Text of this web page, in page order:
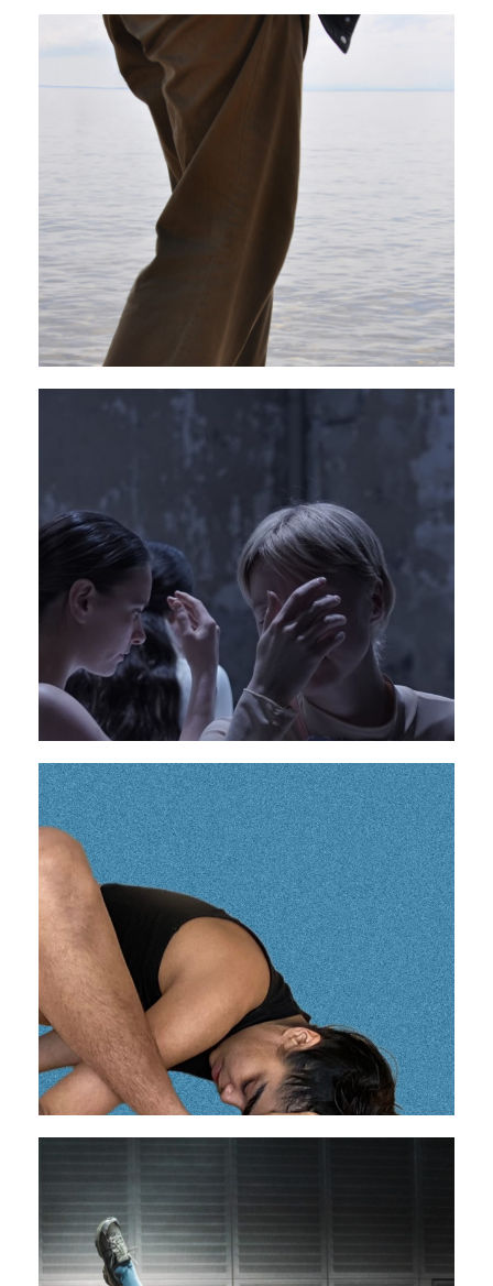
I need help immediatly
09 - 13 décembre 2025
PAVILLON ADC
La Tendresse du ventre de la baleine
Shiraz
07 - 08 novembre 2025
PAVILLON ADC
29 octobre - 01 novembre 2025
PAVILLON ADC